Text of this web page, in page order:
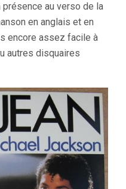
au verso de la
en anglais et en
encore assez facile à
autres disquaires